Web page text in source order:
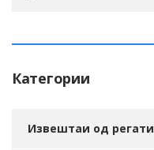
Категории
Извештаи од регати